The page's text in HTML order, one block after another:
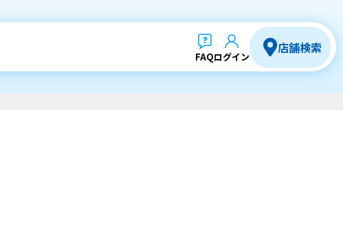
FAQログイン
店舗検索